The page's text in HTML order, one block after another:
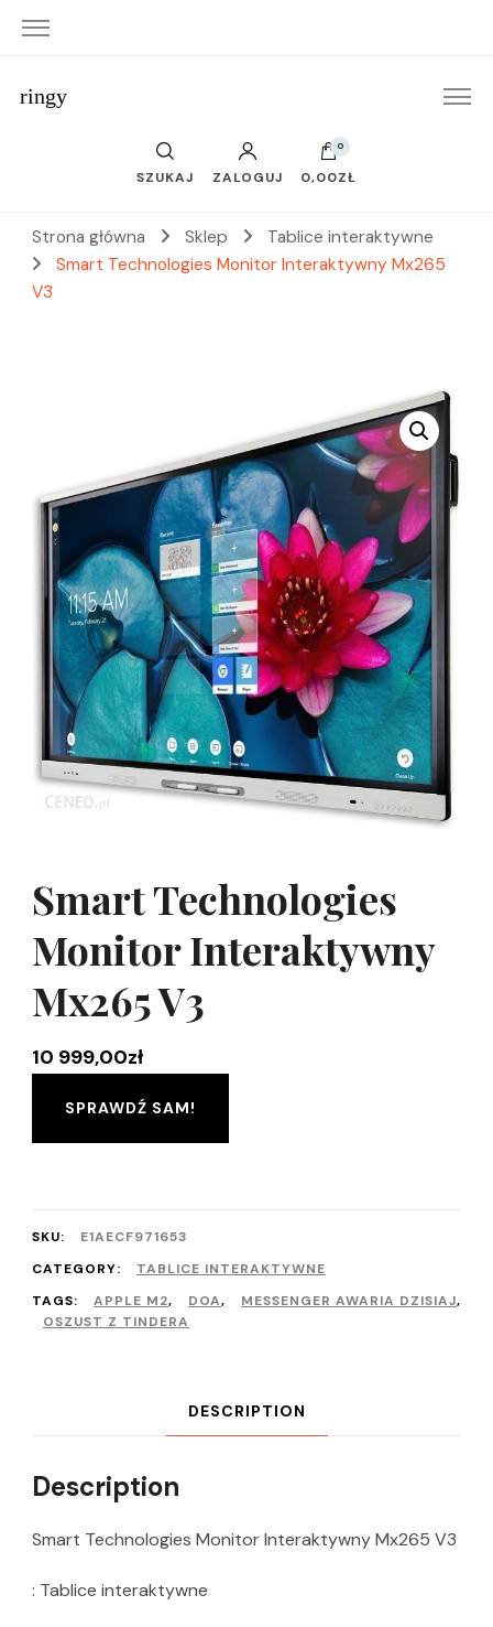
ringy
SZUKAJ ZALOGUJ
0
0,00ZŁ
Strona główna Sklep
Tablice interaktywne
Smart Technologies Monitor Interaktywny Mx265
V3
Smart Technologies
Monitor Interaktywny
Mx265 V3
10 999,00zł
SPRAWDŹ SAM!
SKU:
E1AECF971653
CATEGORY:
TABLICE INTERAKTYWNE
TAGS:
APPLE M2, DOA, MESSENGER AWARIA DZISIAJ,
OSZUST Z TINDERA
DESCRIPTION
Description
Smart Technologies Monitor Interaktywny Mx265 V3
: Tablice interaktywne